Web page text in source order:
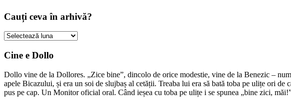
Cauți ceva în arhivă?
Cauți
în
Cine e Dollo
Dollo vine de la Dollores. „Zice bine”, dincolo de orice modestie, vine de la Benezic –
apele Bicazului, și era un soi de slujbaș al cetății. Treaba lui era să bată toba pe ulițe ori
pus pe cap. Un Monitor oficial oral. Când ieșea cu toba pe ulițe i se spunea „bine zici,